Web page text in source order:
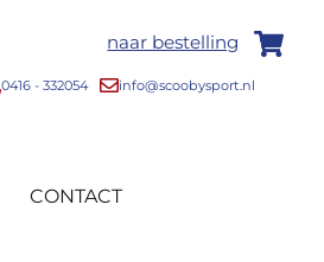
naar bestelling
0416 - 332054 info@scoobysport.nl
CONTACT